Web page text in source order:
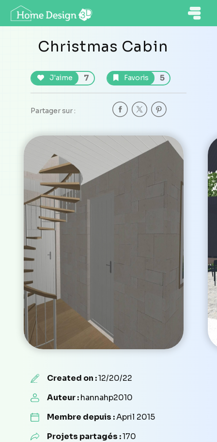
Christmas Cabin
J'aime 7 Favoris 5
Partager sur :
Created on :12/20/22
Auteur :hannahp2010
Membre depuis :April 2015
Projets partagés :170